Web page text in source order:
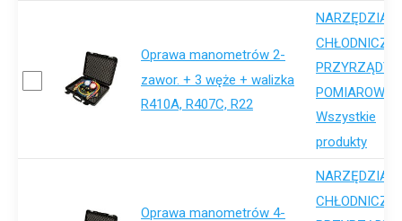
Oprawa manometrów 2-
zawor. + 3 węże + walizka
R410A, R407C, R22
NARZĘDZIA
CHŁODNICZE
PRZYRZĄDY
POMIAROWE
Wszystkie
produkty
Oprawa manometrów 4-
NARZĘDZIA
CHŁODNICZE